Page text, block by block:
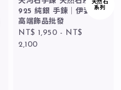
天然石
系列
925 純銀 手鍊｜伊姿寶
高端飾品批發
Regular
price
NT$ 1,950 - NT$
2,100